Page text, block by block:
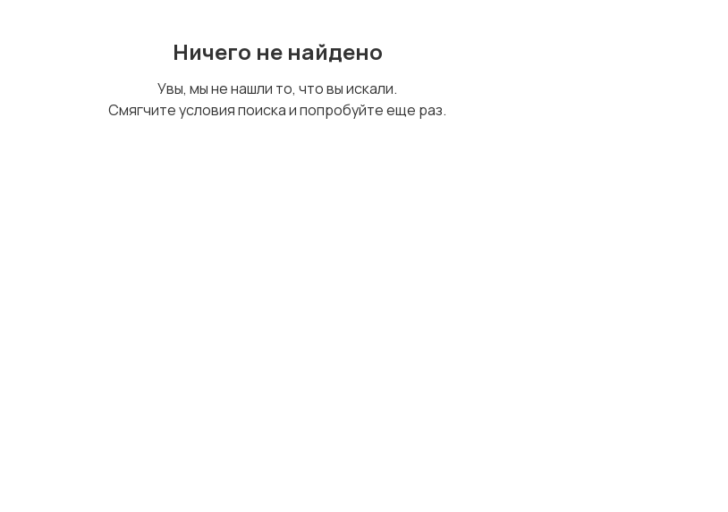
Ничего не найдено
Увы, мы не нашли то, что вы искали.
Смягчите условия поиска и попробуйте еще раз.